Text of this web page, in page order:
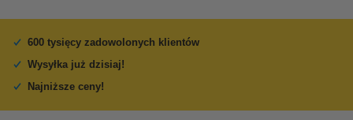
600 tysięcy zadowolonych klientów
Wysyłka już dzisiaj!
Najniższe ceny!